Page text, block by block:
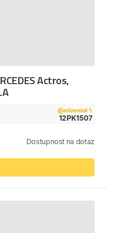
Actros,
12PK1507
Dostupnost na dotaz